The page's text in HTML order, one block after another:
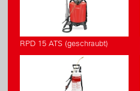
RPD 15 ATS (geschraubt)